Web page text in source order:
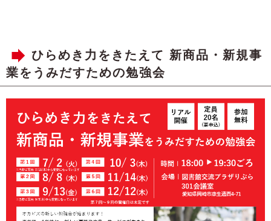
ひらめき力をきたえて 新商品・新規事
業をうみだすための勉強会